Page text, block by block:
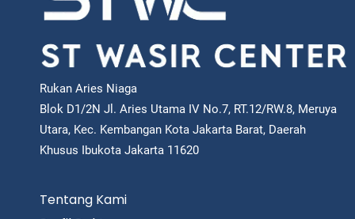
Rukan Aries Niaga
Blok D1/2N Jl. Aries Utama IV No.7, RT.12/RW.8, Meruya
Utara, Kec. Kembangan Kota Jakarta Barat, Daerah
Khusus Ibukota Jakarta 11620
Tentang Kami